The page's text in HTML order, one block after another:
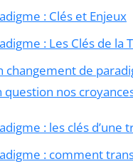
: Clés et Enjeux
: Les Clés de la
changement de
nos
: les clés
: comment